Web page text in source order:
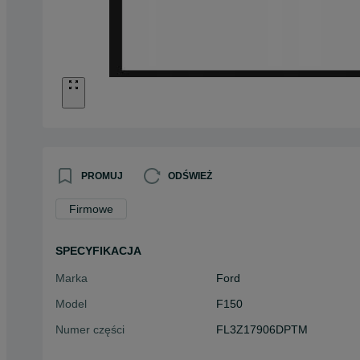
PROMUJ ODŚWIEŻ
Firmowe
SPECYFIKACJA
Marka
Ford
Model
F150
Numer części
FL3Z17906DPTM